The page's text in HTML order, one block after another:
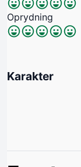
Oprydning
Karakter